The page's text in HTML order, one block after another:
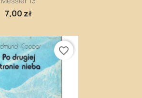
7,00 zł
favorite_border